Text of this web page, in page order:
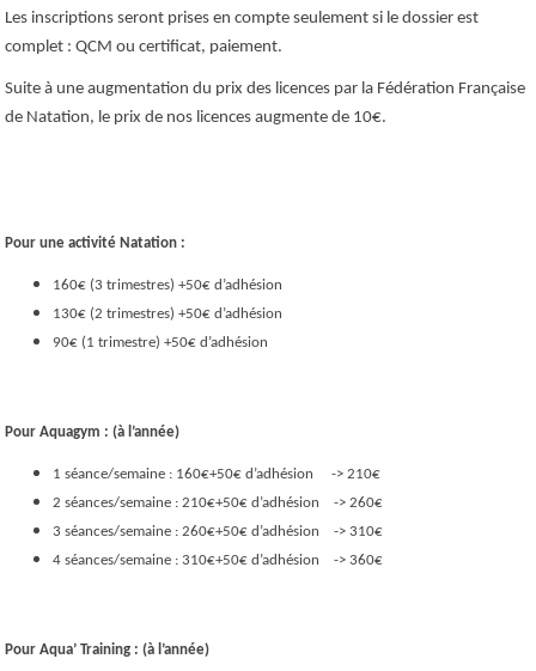
Les inscriptions seront prises en compte seulement si le dossier est
complet : QCM ou certificat, paiement.
Suite à une augmentation du prix des licences par la Fédération Française
de Natation, le prix de nos licences augmente de 10€.
Pour une activité Natation :
160€ (3 trimestres) +50€ d’adhésion
130€ (2 trimestres) +50€ d’adhésion
90€ (1 trimestre) +50€ d’adhésion
Pour Aquagym : (à l’année)
1 séance/semaine : 160€+50€ d’adhésion -> 210€
2 séances/semaine : 210€+50€ d’adhésion -> 260€
3 séances/semaine : 260€+50€ d’adhésion -> 310€
4 séances/semaine : 310€+50€ d’adhésion -> 360€
Pour Aqua’ Training : (à l’année)